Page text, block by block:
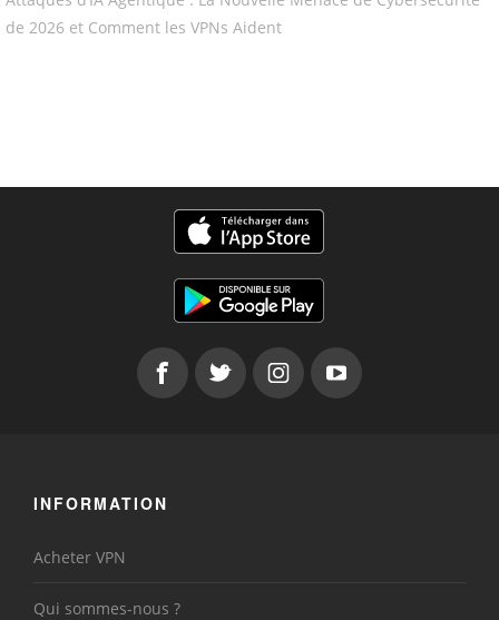
de 2026 et Comment les VPNs Aident
INFORMATION
Acheter VPN
Qui sommes-nous ?